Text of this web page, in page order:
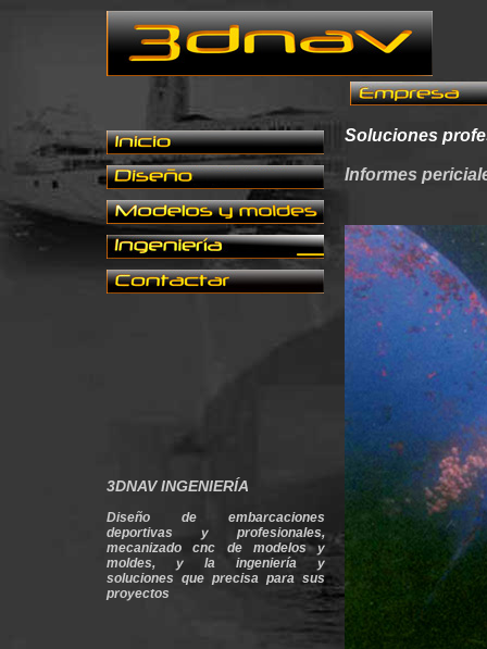
3DNAV INGENIERÍA
Diseño de embarcaciones
deportivas y profesionales,
mecanizado cnc de modelos y
moldes, y la ingeniería y
soluciones que precisa para sus
proyectos
Soluciones
Informes